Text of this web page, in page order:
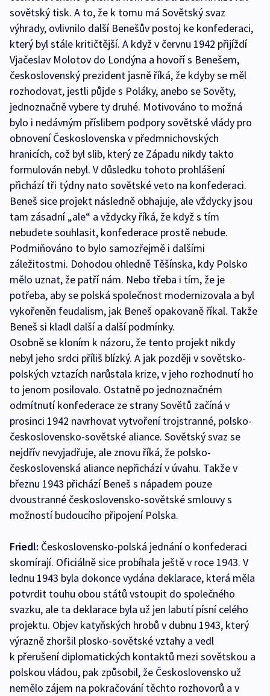
sovětský tisk. A to, že k tomu má Sovětský svaz
výhrady, ovlivnilo další Benešův postoj ke konfederaci,
který byl stále kritičtější. A když v červnu 1942 přijíždí
Vjačeslav Molotov do Londýna a hovoří s Benešem,
československý prezident jasně říká, že kdyby se měl
rozhodovat, jestli půjde s Poláky, anebo se Sověty,
jednoznačně vybere ty druhé. Motivováno to možná
bylo i nedávným příslibem podpory sovětské vlády pro
obnovení Československa v předmnichovských
hranicích, což byl slib, který ze Západu nikdy takto
formulován nebyl. V důsledku tohoto prohlášení
přichází tři týdny nato sovětské veto na konfederaci.
Beneš sice projekt následně obhajuje, ale vždycky jsou
tam zásadní „ale“ a vždycky říká, že když s tím
nebudete souhlasit, konfederace prostě nebude.
Podmiňováno to bylo samozřejmě i dalšími
záležitostmi. Dohodou ohledně Těšínska, kdy Polsko
mělo uznat, že patří nám. Nebo třeba i tím, že je
potřeba, aby se polská společnost modernizovala a byl
vykořeněn feudalism, jak Beneš opakovaně říkal. Takže
Beneš si kladl další a další podmínky.
Osobně se kloním k názoru, že tento projekt nikdy
nebyl jeho srdci příliš blízký. A jak později v sovětsko-
polských vztazích narůstala krize, v jeho rozhodnutí ho
to jenom posilovalo. Ostatně po jednoznačném
odmítnutí konfederace ze strany Sovětů začíná v
prosinci 1942 navrhovat vytvoření trojstranné, polsko-
československo-sovětské aliance. Sovětský svaz se
nejdřív nevyjadřuje, ale znovu říká, že polsko-
československá aliance nepřichází v úvahu. Takže v
březnu 1943 přichází Beneš s nápadem pouze
dvoustranné československo-sovětské smlouvy s
možností budoucího připojení Polska.
Friedl: Československo-polská jednání o konfederaci
skomírají. Oficiálně sice probíhala ještě v roce 1943. V
lednu 1943 byla dokonce vydána deklarace, která měla
potvrdit touhu obou států vstoupit do společného
svazku, ale ta deklarace byla už jen labutí písní celého
projektu. Objev katyňských hrobů v dubnu 1943, který
výrazně zhoršil plosko-sovětské vztahy a vedl
k přerušení diplomatických kontaktů mezi sovětskou a
polskou vládou, pak způsobil, že Československo už
nemělo zájem na pokračování těchto rozhovorů a v